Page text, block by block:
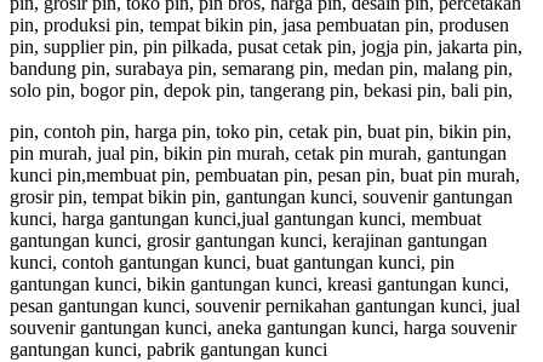
pin, produksi pin, tempat bikin pin, jasa pembuatan pin, produsen
pin, supplier pin, pin pilkada, pusat cetak pin, jogja pin, jakarta pin,
bandung pin, surabaya pin, semarang pin, medan pin, malang pin,
solo pin, bogor pin, depok pin, tangerang pin, bekasi pin, bali pin,
pin, contoh pin, harga pin, toko pin, cetak pin, buat pin, bikin pin,
pin murah, jual pin, bikin pin murah, cetak pin murah, gantungan
kunci pin,membuat pin, pembuatan pin, pesan pin, buat pin murah,
grosir pin, tempat bikin pin, gantungan kunci, souvenir gantungan
kunci, harga gantungan kunci,jual gantungan kunci, membuat
gantungan kunci, grosir gantungan kunci, kerajinan gantungan
kunci, contoh gantungan kunci, buat gantungan kunci, pin
gantungan kunci, bikin gantungan kunci, kreasi gantungan kunci,
pesan gantungan kunci, souvenir pernikahan gantungan kunci, jual
souvenir gantungan kunci, aneka gantungan kunci, harga souvenir
gantungan kunci, pabrik gantungan kunci